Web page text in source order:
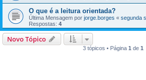
O que é a leitura orientada?
Última Mensagem por jorge.borges « segunda
Respostas: 4
Novo Tópico
3 tópicos • Página 1 de 1